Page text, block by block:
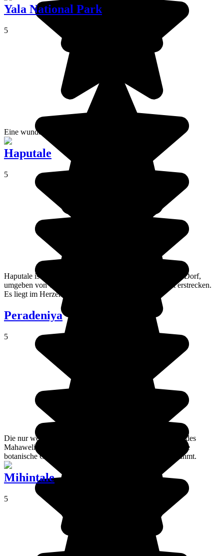
Yala National Park
5
Eine wunderbare Safari im Yala-Park.
Haputale
5
Haputale ist ein sehr malerisches und charmantes kleines Dorf,
umgeben von Teeplantagen, die sich bis zum Horizont erstrecken.
Es liegt im Herzen Sri Lankas im Süden der Insel.
Peradeniya
5
Die nur wenige Kilometer von Kandy entfernte, am Ufer des
Mahaweli Ganga gelegene Kleinstadt Perdeniya ist für ihre
botanische Gärten und ihre Hochschule für Botanik berühmt.
Mihintale
5